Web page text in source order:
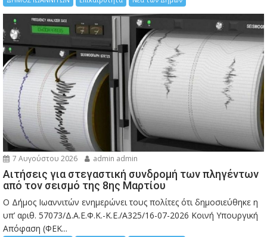
7 Αυγούστου 2026 admin admin
Αιτήσεις για στεγαστική συνδρομή των πληγέντων
από τον σεισμό της 8ης Μαρτίου
Ο Δήμος Ιωαννιτών ενημερώνει τους πολίτες ότι δημοσιεύθηκε η
υπ’ αριθ. 57073/Δ.Α.Ε.Φ.Κ.-Κ.Ε./Α325/16-07-2026 Κοινή Υπουργική
Απόφαση (ΦΕΚ...